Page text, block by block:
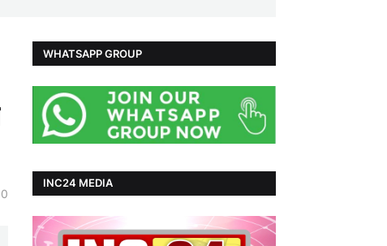
0
WHATSAPP GROUP
INC24 MEDIA